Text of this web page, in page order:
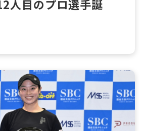
人目のプロ選手誕